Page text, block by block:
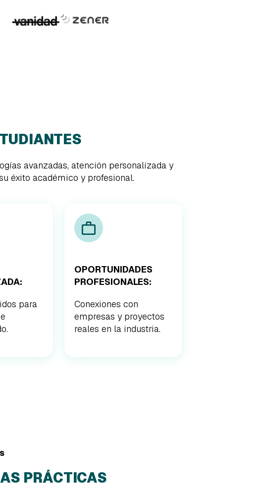
avanzadas, atención personalizada y
éxito académico y profesional.
para
OPORTUNIDADES
PROFESIONALES:
Conexiones con
empresas y proyectos
reales en la industria.
PRÁCTICAS